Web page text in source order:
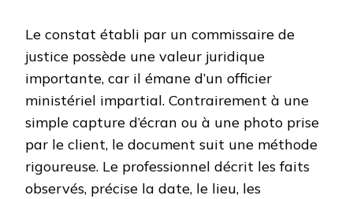
Le constat établi par un commissaire de
justice possède une valeur juridique
importante, car il émane d’un officier
ministériel impartial. Contrairement à une
simple capture d’écran ou à une photo prise
par le client, le document suit une méthode
rigoureuse. Le professionnel décrit les faits
observés, précise la date, le lieu, les